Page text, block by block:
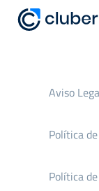
Aviso
Política
Política